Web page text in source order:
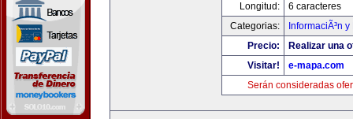
Longitud:
6 caracteres
Categorias:
InformaciÃ³n
Precio:
Realizar una
Visitar!
e-mapa.com
Serán consideradas